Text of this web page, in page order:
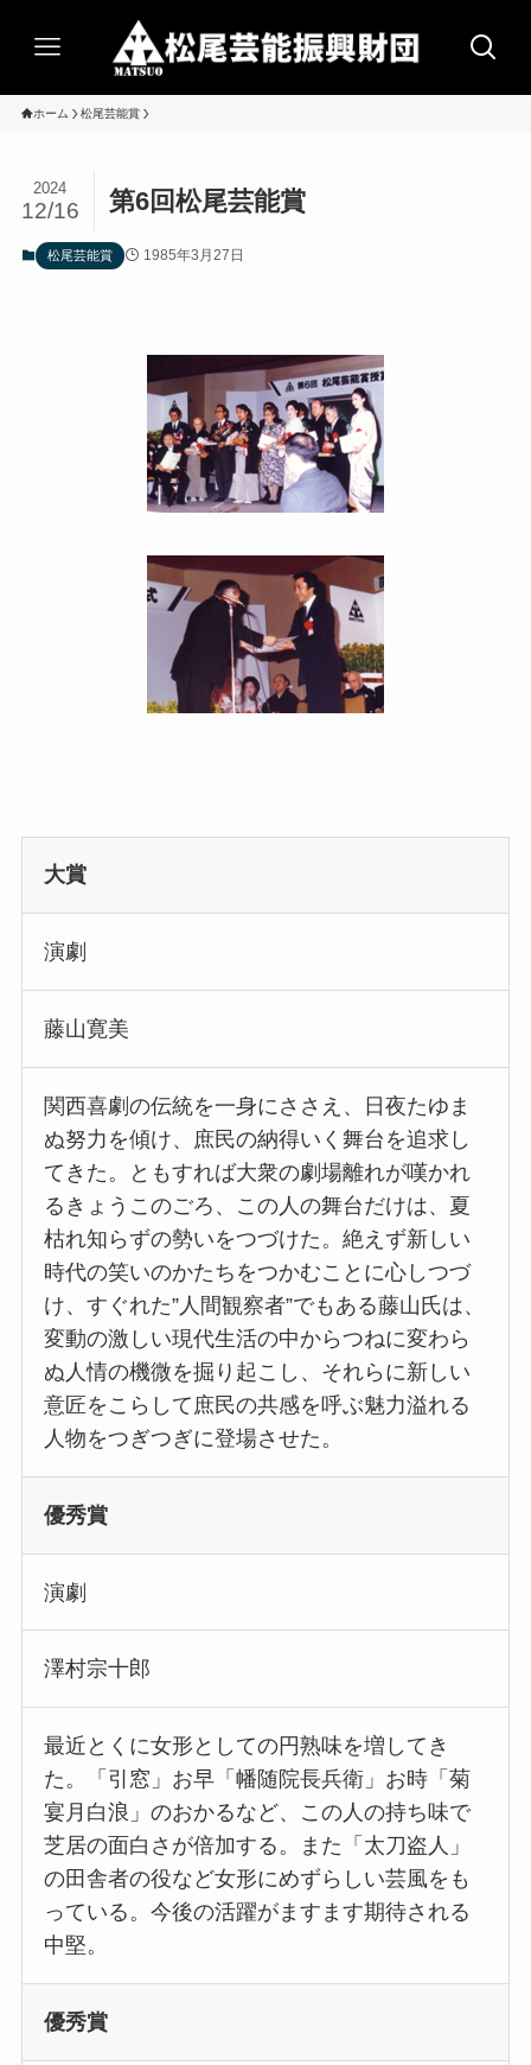
ホーム 松尾芸能賞
第6回松尾芸能賞
2024
12/16
松尾芸能賞 1985年3月27日
大賞
演劇
藤山寛美
関西喜劇の伝統を一身にささえ、日夜たゆま
ぬ努力を傾け、庶民の納得いく舞台を追求し
てきた。ともすれば大衆の劇場離れが嘆かれ
るきょうこのごろ、この人の舞台だけは、夏
枯れ知らずの勢いをつづけた。絶えず新しい
時代の笑いのかたちをつかむことに心しつづ
け、すぐれた”人間観察者”でもある藤山氏は、
変動の激しい現代生活の中からつねに変わら
ぬ人情の機微を掘り起こし、それらに新しい
意匠をこらして庶民の共感を呼ぶ魅力溢れる
人物をつぎつぎに登場させた。
優秀賞
演劇
澤村宗十郎
最近とくに女形としての円熟味を増してき
た。「引窓」お早「幡随院長兵衛」お時「菊
宴月白浪」のおかるなど、この人の持ち味で
芝居の面白さが倍加する。また「太刀盗人」
の田舎者の役など女形にめずらしい芸風をも
っている。今後の活躍がますます期待される
中堅。
優秀賞